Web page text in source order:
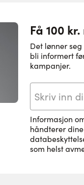
Få 100
Det lønner
bli informert
kampanjer.
Informasjon
håndterer
som helst